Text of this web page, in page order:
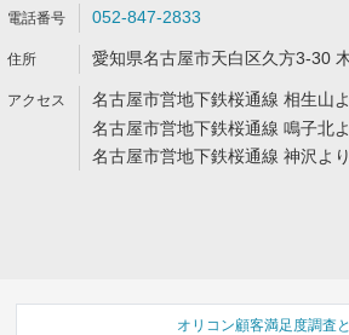
052-847-2833
愛知県名古屋市天白区久方3-30
名古屋市営地下鉄桜通線 相生山
名古屋市営地下鉄桜通線 鳴子北
名古屋市営地下鉄桜通線 神沢よ
オリコン顧客満足度調査